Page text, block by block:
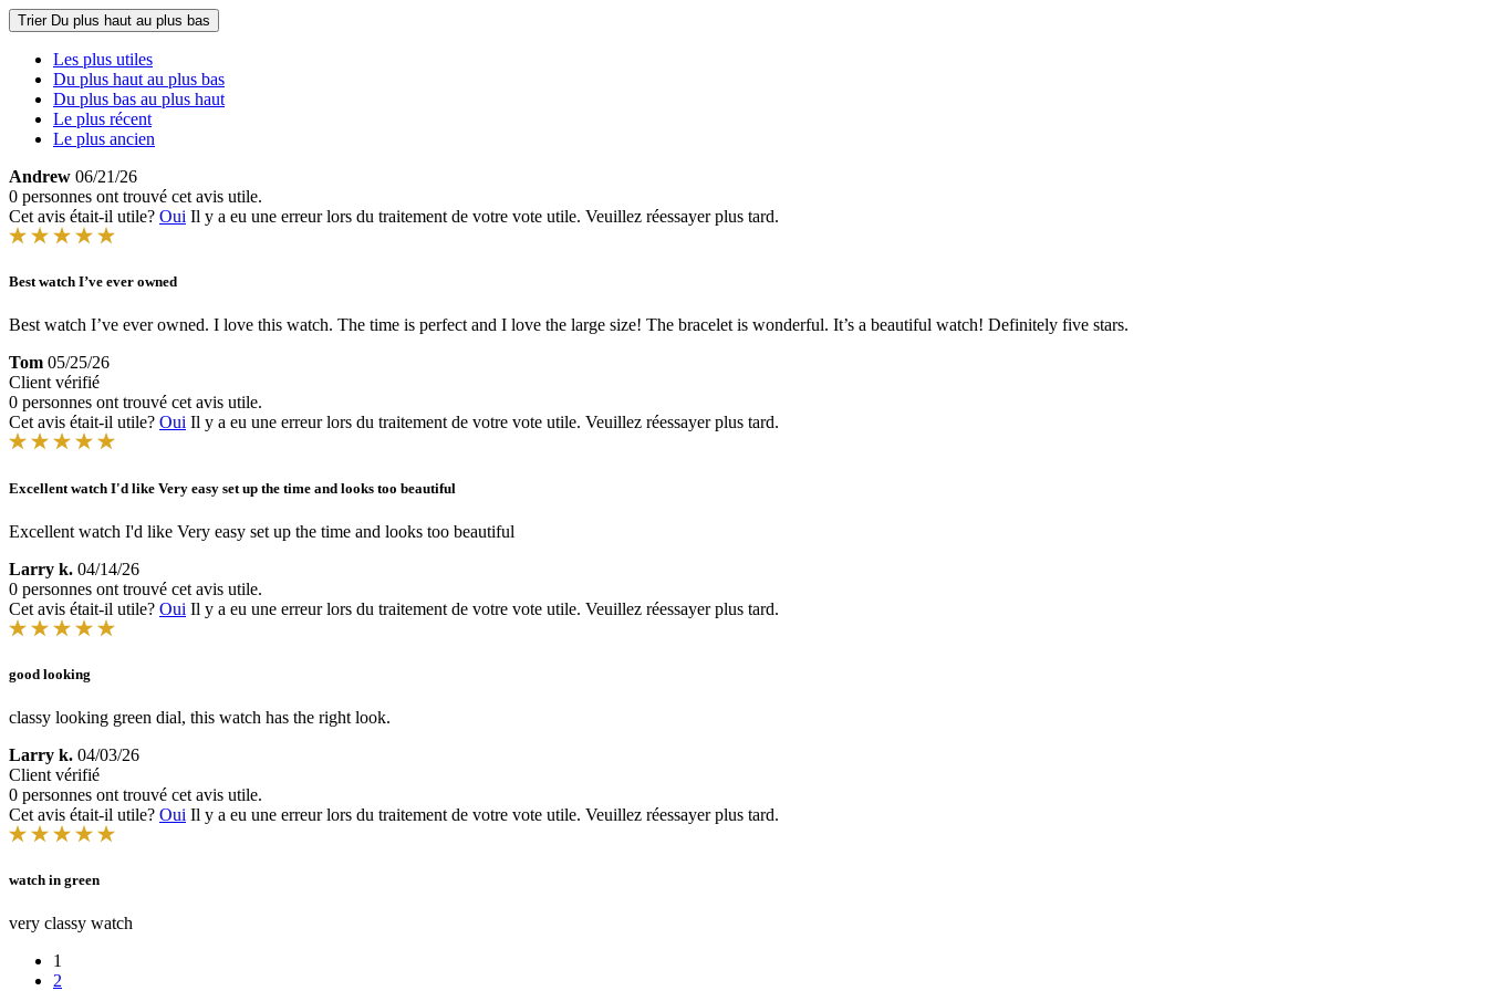
Trier Du plus haut au plus bas
Les plus utiles
Du plus haut au plus bas
Du plus bas au plus haut
Le plus récent
Le plus ancien
Andrew 06/21/26
0 personnes ont trouvé cet avis utile.
Cet avis était-il utile? Oui Il y a eu une erreur lors du traitement de votre vote utile. Veuillez réessayer plus tard.
Best watch I’ve ever owned
Best watch I’ve ever owned. I love this watch. The time is perfect and I love the large size! The bracelet is wonderful. It’s a beautiful watch! Definitely five stars.
Tom 05/25/26
Client vérifié
0 personnes ont trouvé cet avis utile.
Cet avis était-il utile? Oui Il y a eu une erreur lors du traitement de votre vote utile. Veuillez réessayer plus tard.
Excellent watch I'd like Very easy set up the time and looks too beautiful
Excellent watch I'd like Very easy set up the time and looks too beautiful
Larry k. 04/14/26
0 personnes ont trouvé cet avis utile.
Cet avis était-il utile? Oui Il y a eu une erreur lors du traitement de votre vote utile. Veuillez réessayer plus tard.
good looking
classy looking green dial, this watch has the right look.
Larry k. 04/03/26
Client vérifié
0 personnes ont trouvé cet avis utile.
Cet avis était-il utile? Oui Il y a eu une erreur lors du traitement de votre vote utile. Veuillez réessayer plus tard.
watch in green
very classy watch
1
2